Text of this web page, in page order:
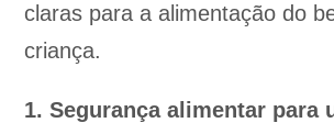
claras para a alimentação do
criança.
1. Segurança alimentar para